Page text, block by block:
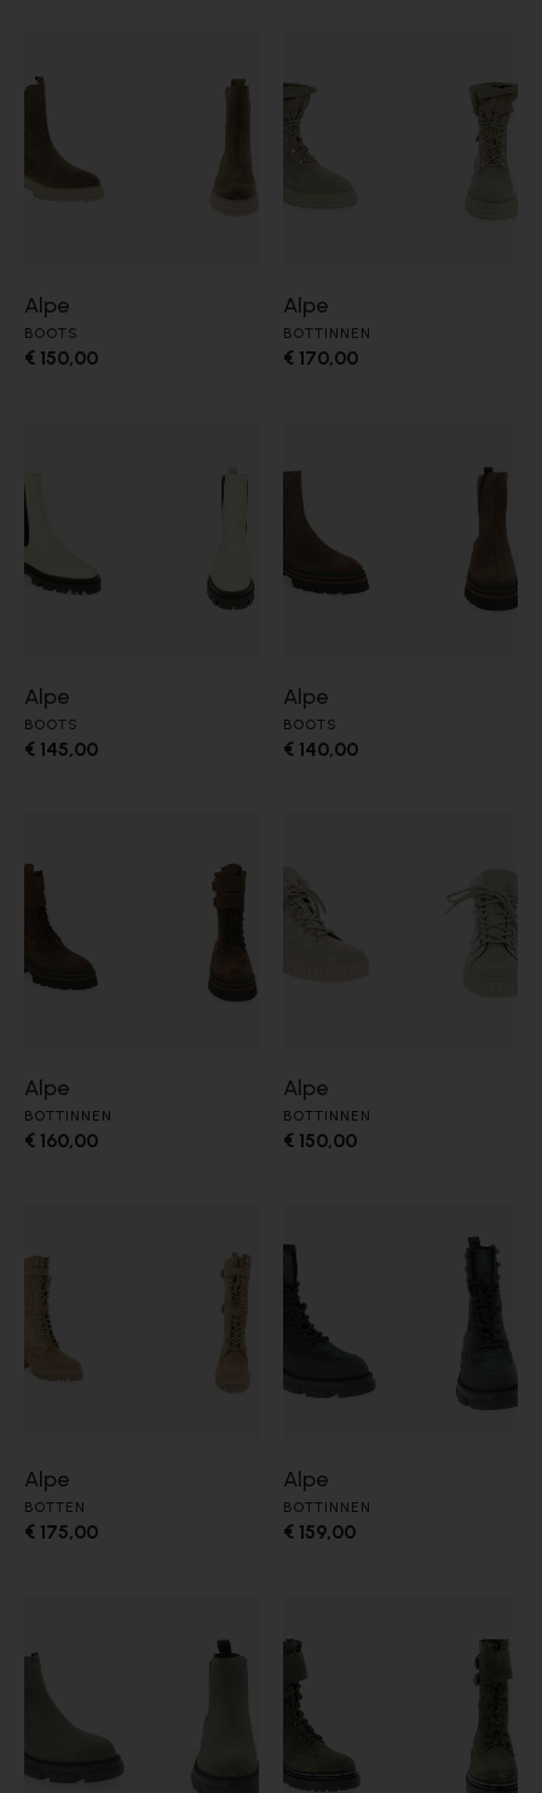
Alpe
BOOTS
€ 150,00
Alpe
BOTTINNEN
€ 170,00
Alpe
BOOTS
€ 145,00
Alpe
BOOTS
€ 140,00
Alpe
BOTTINNEN
€ 160,00
Alpe
BOTTINNEN
€ 150,00
Alpe
BOTTEN
€ 175,00
Alpe
BOTTINNEN
€ 159,00